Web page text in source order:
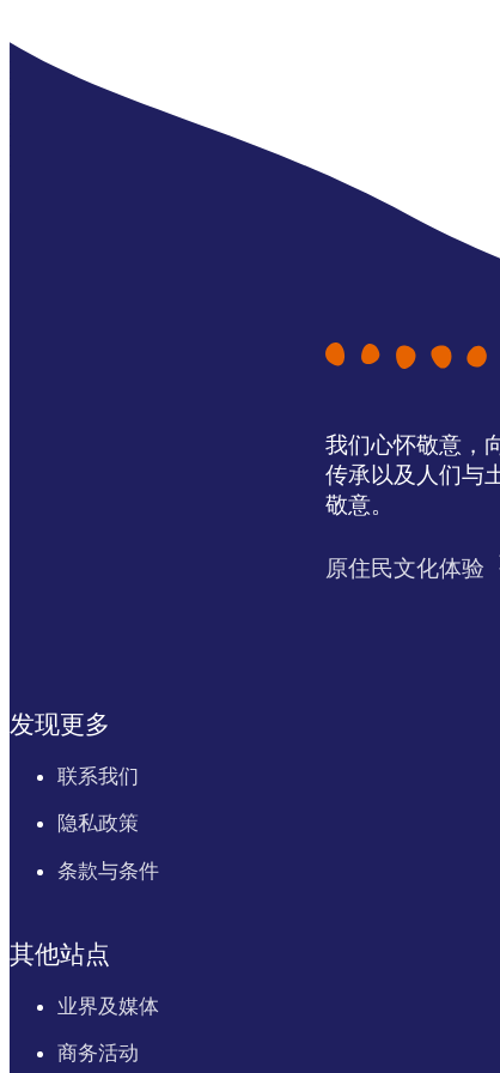
我们心怀敬意，
传承以及人们与
敬意。
原住民文化体验
发现更多
联系我们
隐私政策
条款与条件
其他站点
业界及媒体
商务活动